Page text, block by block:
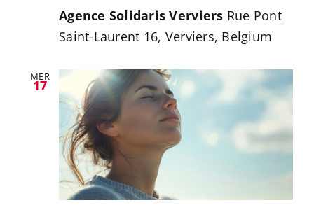
Agence Solidaris Verviers Rue Pont
Saint-Laurent 16, Verviers, Belgium
MER
17